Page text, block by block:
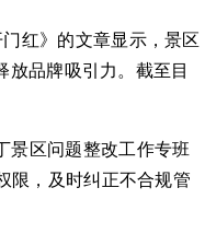
红》的文章显示，景区
放品牌吸引力。截至目
景区问题整改工作专班
限，及时纠正不合规管